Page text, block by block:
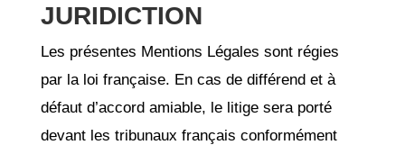
JURIDICTION
Les présentes Mentions Légales sont régies
par la loi française. En cas de différend et à
défaut d’accord amiable, le litige sera porté
devant les tribunaux français conformément